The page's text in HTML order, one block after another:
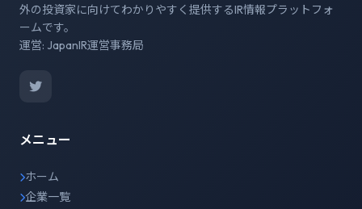
外の投資家に向けてわかりやすく提供するIR情報プラットフォ
ームです。
運営: JapanIR運営事務局
メニュー
ホーム
企業一覧